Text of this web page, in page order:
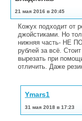
21 мая 2016 в 20:45
Кожух подходит от
джойстиками. Но
нижняя часть- НЕ
рублей за всё.
вырезать при
отличить. Даже
Ymars1
31 мая 2018 в 17:23